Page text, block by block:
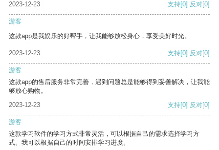
2023-12-23
支持[0] 反对[0]
游客
这款app是我娱乐的好帮手，让我能够放松身心，享受美好时光。
2023-12-23 支持[0] 反对[0]
游客
这款app的售后服务非常完善，遇到问题总是能够得到妥善解决，让我能
够放心购物。
2023-12-23
支持[0] 反对[0]
游客
这款学习软件的学习方式非常灵活，可以根据自己的需求选择学习方
式。我可以根据自己的时间安排学习进度。